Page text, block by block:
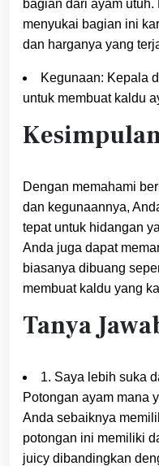
bagian dari ayam
menyukai bagian ini
dan harganya yang
Kegunaan: Kepala
untuk membuat kaldu
Dengan memahami
dan kegunaannya,
tepat untuk hidangan
Anda juga dapat
biasanya dibuang
membuat kaldu yang
Tanya
1. Saya lebih suka
Potongan ayam mana
Anda sebaiknya
potongan ini memiliki
juicy dibandingkan